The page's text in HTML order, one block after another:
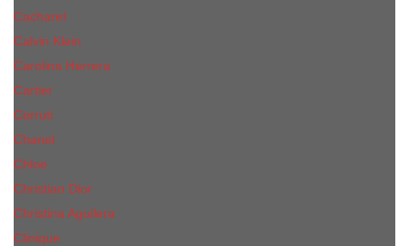
Cacharel
Calvin Klein
Carolina Herrera
Cartier
Cerruti
Сhanеl
Chloe
Christian Dior
Christina Aguilera
Сliniquе